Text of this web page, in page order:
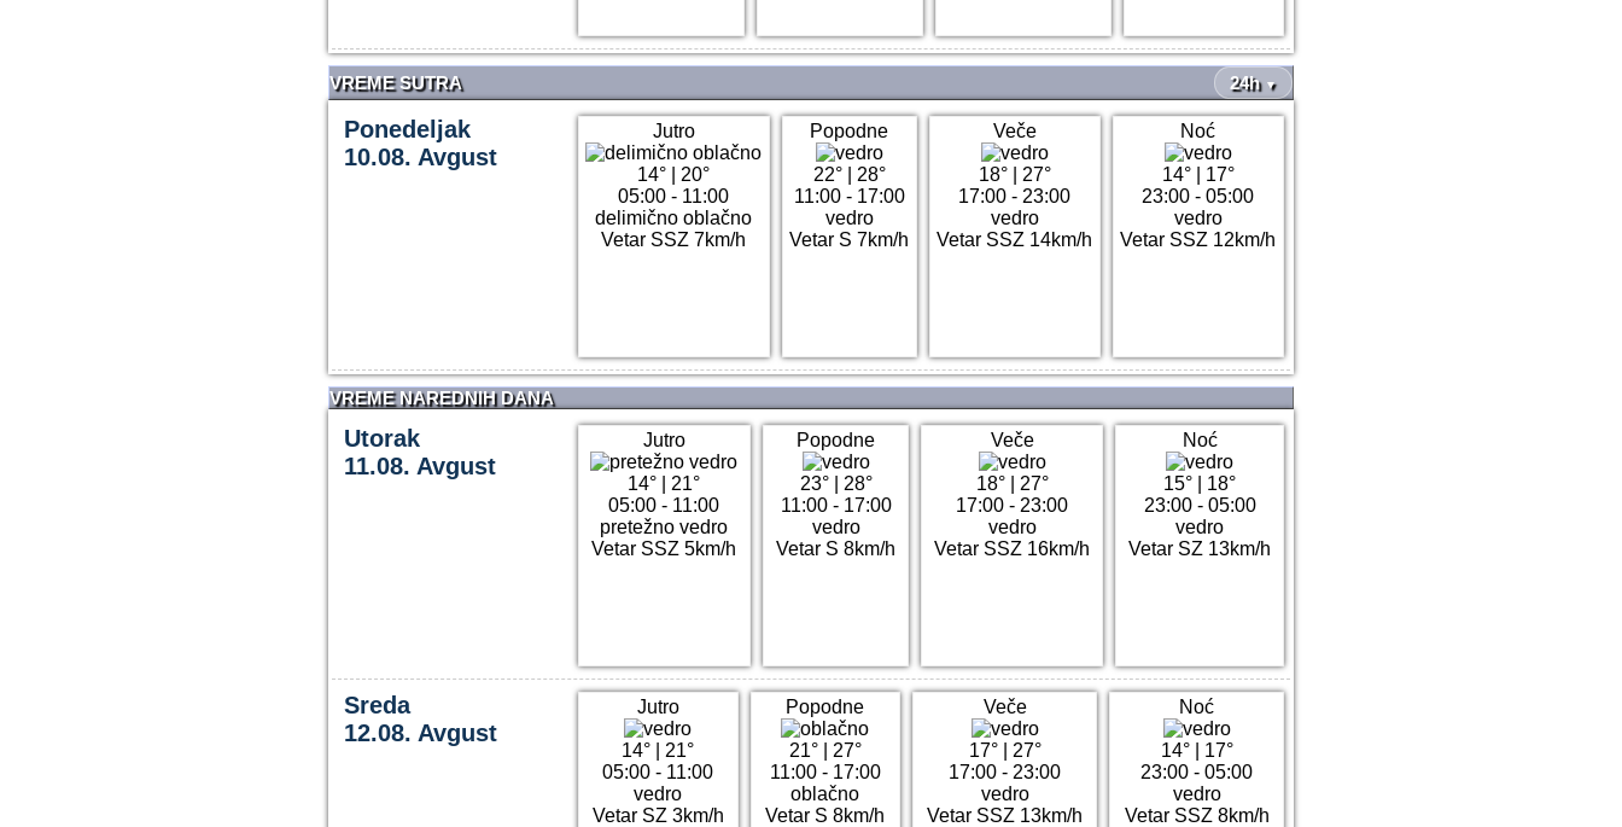
VREME SUTRA 24h ▼
Ponedeljak
10.08. Avgust
Jutro
14°
20°
05:00 - 11:00
delimično oblačno
Vetar SSZ 7km/h
Popodne
22°| 28°
11:00 - 17:00
vedro
Vetar S 7km/h
Veče
18°| 27°
17:00 - 23:00
vedro
Vetar SSZ 14km/h
Noć
14°| 17°
23:00 - 05:00
vedro
Vetar SSZ 12km/h
VREME NAREDNIH DANA
Utorak
11.08. Avgust
Jutro
14°
21°
05:00 - 11:00
pretežno vedro
Vetar SSZ 5km/h
Popodne
23°| 28°
11:00 - 17:00
vedro
Vetar S 8km/h
Veče
18°| 27°
17:00 - 23:00
vedro
Vetar SSZ 16km/h
Noć
15°
18°
23:00 - 05:00
vedro
Vetar SZ 13km/h
Sreda
12.08. Avgust
Jutro
14°
21°
05:00 - 11:00
vedro
Vetar SZ 3km/h
Popodne
21°| 27°
11:00 - 17:00
oblačno
Vetar S 8km/h
Veče
17°| 27°
17:00 - 23:00
vedro
Vetar SSZ 13km/h
Noć
14°| 17°
23:00 - 05:00
vedro
Vetar SSZ 8km/h